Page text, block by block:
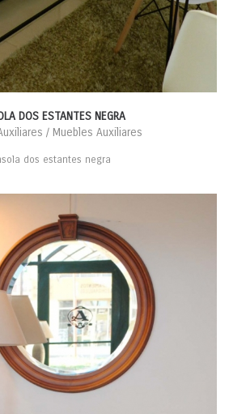
DOS ESTANTES NEGRA
/ Muebles Auxiliares
dos estantes negra